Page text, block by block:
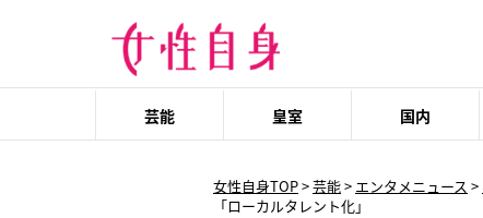
芸能 皇室 国内
女性自身TOP>芸能> エンタメニュース >
「ローカルタレント化」